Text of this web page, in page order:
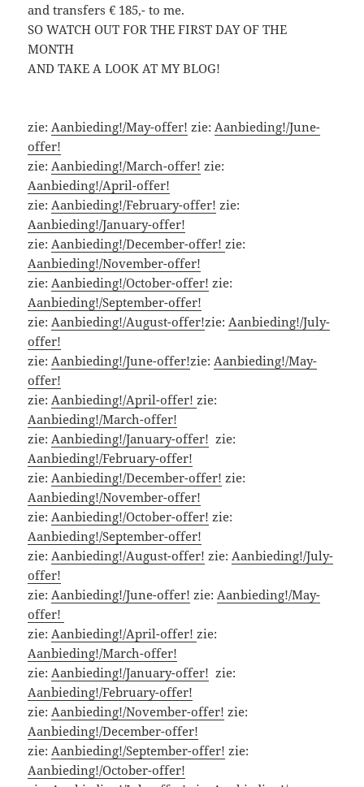
and transfers € 185,- to me.
SO WATCH OUT FOR THE FIRST DAY OF THE
MONTH
AND TAKE A LOOK AT MY BLOG!
zie:Aanbieding!/May-offer! zie:Aanbieding!/June-
offer!
zie:Aanbieding!/March-offer! zie:
Aanbieding!/April-offer!
zie:Aanbieding!/February-offer! zie:
Aanbieding!/January-offer!
zie:Aanbieding!/December-offer!zie:
Aanbieding!/November-offer!
zie:Aanbieding!/October-offer! zie:
Aanbieding!/September-offer!
zie:Aanbieding!/August-offer!zie:Aanbieding!/July-
offer!
zie:Aanbieding!/June-offer!zie:Aanbieding!/May-
offer!
zie:Aanbieding!/April-offer!zie:
Aanbieding!/March-offer!
zie:Aanbieding!/January-offer! zie:
Aanbieding!/February-offer!
zie:Aanbieding!/December-offer! zie:
Aanbieding!/November-offer!
zie:Aanbieding!/October-offer! zie:
Aanbieding!/September-offer!
zie:Aanbieding!/August-offer! zie:Aanbieding!/July-
offer!
zie:Aanbieding!/June-offer! zie:Aanbieding!/May-
offer!
zie:Aanbieding!/April-offer!zie:
Aanbieding!/March-offer!
zie:Aanbieding!/January-offer! zie:
Aanbieding!/February-offer!
zie:Aanbieding!/November-offer! zie:
Aanbieding!/December-offer!
zie:Aanbieding!/September-offer! zie:
Aanbieding!/October-offer!